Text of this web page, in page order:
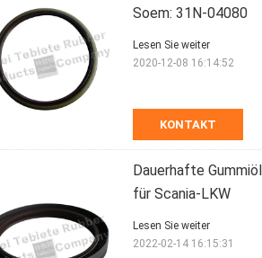
Soem: 31N-04080
KONTAKT
Lesen Sie weiter
2020-12-08 16:14:52
Dauerhafte
für Scania-LKW
Lesen Sie weiter
2022-02-14 16:15:31